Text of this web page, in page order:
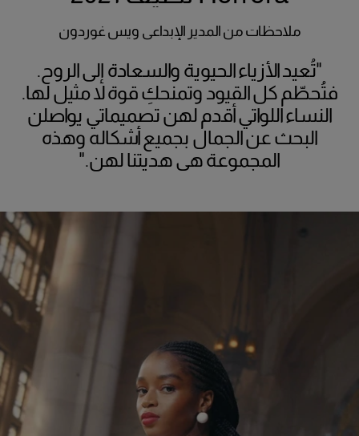
ملاحظات من المدير الإبداعي ويس غوردون
"تُعيد الأزياء الحيوية والسعادة إلى الروح.
فتُحطّم كل القيود وتمنحكِ قوة لا مثيل لها.
النساء اللواتي أقدم لهن تصميماتي يواصلن
البحث عن الجمال بجميع أشكاله وهذه
المجموعة هي هديتنا لهن."